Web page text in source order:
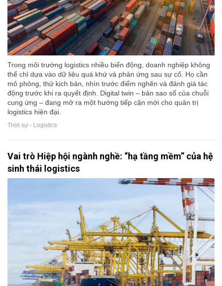
Trong môi trường logistics nhiều biến động, doanh nghiệp không
thể chỉ dựa vào dữ liệu quá khứ và phản ứng sau sự cố. Họ cần
mô phỏng, thử kịch bản, nhìn trước điểm nghẽn và đánh giá tác
động trước khi ra quyết định. Digital twin – bản sao số của chuỗi
cung ứng – đang mở ra một hướng tiếp cận mới cho quản trị
logistics hiện đại.
Thời sự - Logistics
Vai trò Hiệp hội ngành nghề: “hạ tầng mềm” của hệ
sinh thái logistics